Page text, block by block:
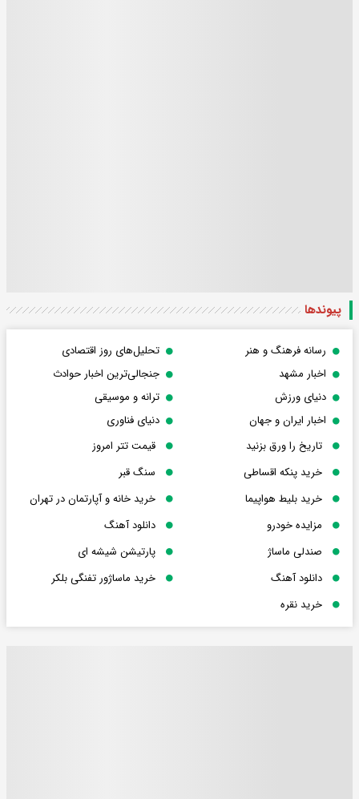
پیوندها
رسانه فرهنگ و هنر
تحلیل‌های روز اقتصادی
اخبار مشهد
جنجالی‌ترین اخبار حوادث
دنیای ورزش
ترانه و موسیقی
اخبار ایران و جهان
دنیای فناوری
تاریخ را ورق بزنید
قیمت تتر امروز
خرید پنکه اقساطی
سنگ قبر
خرید بلیط هواپیما
خرید خانه و آپارتمان در تهران
مزایده خودرو
دانلود آهنگ
صندلی ماساژ
پارتیشن شیشه ای
دانلود آهنگ
خرید ماساژور تفنگی بلکر
خرید نقره